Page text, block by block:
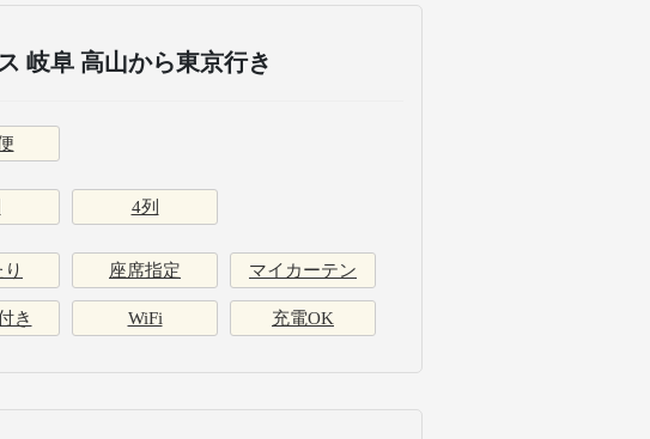
岐阜 高山から東京行き
4列
座席指定 マイカーテン
き WiFi 充電OK